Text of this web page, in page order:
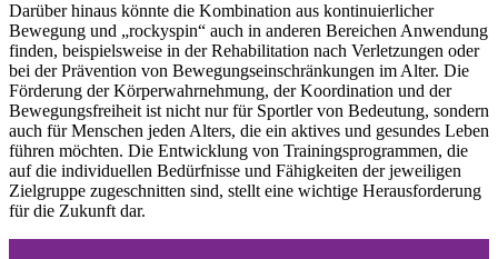
Darüber hinaus könnte die Kombination aus kontinuierlicher
Bewegung und „rockyspin“ auch in anderen Bereichen Anwendung
finden, beispielsweise in der Rehabilitation nach Verletzungen oder
bei der Prävention von Bewegungseinschränkungen im Alter. Die
Förderung der Körperwahrnehmung, der Koordination und der
Bewegungsfreiheit ist nicht nur für Sportler von Bedeutung, sondern
auch für Menschen jeden Alters, die ein aktives und gesundes Leben
führen möchten. Die Entwicklung von Trainingsprogrammen, die
auf die individuellen Bedürfnisse und Fähigkeiten der jeweiligen
Zielgruppe zugeschnitten sind, stellt eine wichtige Herausforderung
für die Zukunft dar.